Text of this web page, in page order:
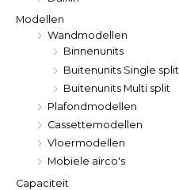
Modellen
Wandmodellen
Binnenunits
Buitenunits Single split
Buitenunits Multi split
Plafondmodellen
Cassettemodellen
Vloermodellen
Mobiele airco's
Capaciteit